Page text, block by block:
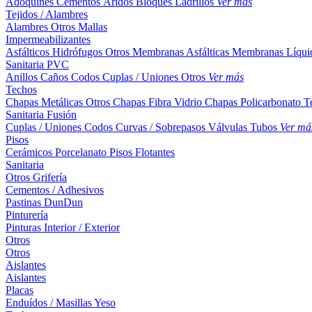
Tejidos / Alambres
Alambres Otros Mallas
Impermeabilizantes
Asfálticos Hidrófugos Otros Membranas Asfálticas Membranas
Sanitaria PVC
Anillos Caños Codos Cuplas / Uniones Otros Ver más
Techos
Chapas Metálicas Otros Chapas Fibra Vidrio Chapas Policarbonato
Sanitaria Fusión
Cuplas / Uniones Codos Curvas / Sobrepasos Válvulas Tubos Ver
Pisos
Cerámicos Porcelanato Pisos Flotantes
Sanitaria
Otros Grifería
Cementos / Adhesivos
Pastinas DunDun
Pinturería
Pinturas Interior / Exterior
Otros
Otros
Aislantes
Aislantes
Placas
Enduídos / MasillasYeso